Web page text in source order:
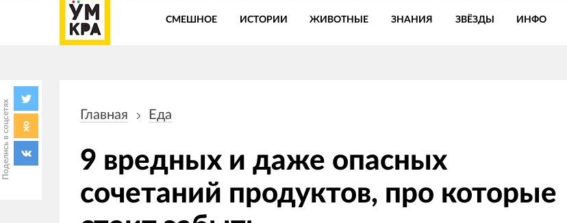
СМЕШНОЕ ИСТОРИИ ЖИВОТНЫЕ ЗНАНИЯ ЗВЁЗДЫ ИНФО
Поделись в соцсетях навигации
Главная Еда
9 вредных и даже опасных
сочетаний продуктов, про которые